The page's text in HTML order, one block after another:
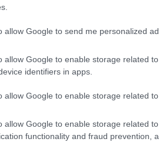
allow Google to send me personalized
allow Google to enable storage related
identifiers in apps.
allow Google to enable storage related
allow Google to enable storage related
functionality and fraud prevention,